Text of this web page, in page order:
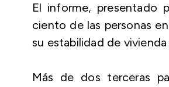
El informe, presentado
ciento de las personas
su estabilidad de
Más de dos terceras